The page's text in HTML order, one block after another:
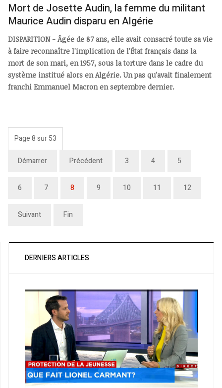
Mort de Josette Audin, la femme du militant
Maurice Audin disparu en Algérie
DISPARITION - Âgée de 87 ans, elle avait consacré toute sa vie
à faire reconnaître l'implication de l'État français dans la
mort de son mari, en 1957, sous la torture dans le cadre du
système institué alors en Algérie. Un pas qu'avait finalement
franchi Emmanuel Macron en septembre dernier.
Page 8 sur 53
Démarrer Précédent 3 4 5
6 7 8 9 10 11 12
Suivant Fin
DERNIERS ARTICLES